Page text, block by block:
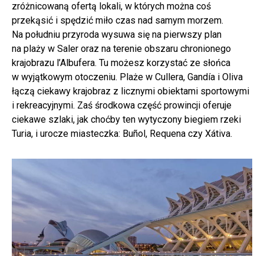
zróżnicowaną ofertą lokali, w których można coś
przekąsić i spędzić miło czas nad samym morzem.
Na południu przyroda wysuwa się na pierwszy plan
na plaży w Saler oraz na terenie obszaru chronionego
krajobrazu l’Albufera. Tu możesz korzystać ze słońca
w wyjątkowym otoczeniu. Plaże w Cullera, Gandía i Oliva
łączą ciekawy krajobraz z licznymi obiektami sportowymi
i rekreacyjnymi. Zaś środkowa część prowincji oferuje
ciekawe szlaki, jak choćby ten wytyczony biegiem rzeki
Turia, i urocze miasteczka: Buñol, Requena czy Xátiva.